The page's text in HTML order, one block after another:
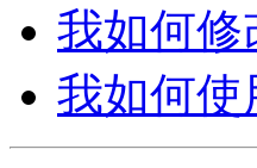
我如何修
我如何使